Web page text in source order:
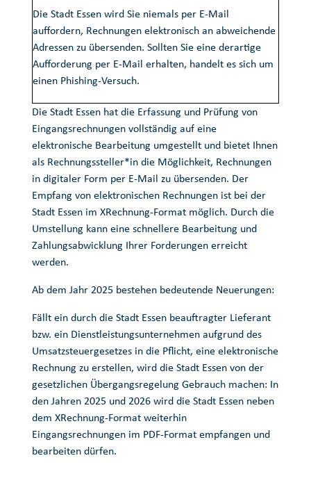
Die Stadt Essen wird Sie niemals per E-Mail
auffordern, Rechnungen elektronisch an abweichende
Adressen zu übersenden. Sollten Sie eine derartige
Aufforderung per E-Mail erhalten, handelt es sich um
einen Phishing-Versuch.
Die Stadt Essen hat die Erfassung und Prüfung von
Eingangsrechnungen vollständig auf eine
elektronische Bearbeitung umgestellt und bietet Ihnen
als Rechnungssteller*in die Möglichkeit, Rechnungen
in digitaler Form per E-Mail zu übersenden. Der
Empfang von elektronischen Rechnungen ist bei der
Stadt Essen im XRechnung-Format möglich. Durch die
Umstellung kann eine schnellere Bearbeitung und
Zahlungsabwicklung Ihrer Forderungen erreicht
werden.
Ab dem Jahr 2025 bestehen bedeutende Neuerungen:
Fällt ein durch die Stadt Essen beauftragter Lieferant
bzw. ein Dienstleistungsunternehmen aufgrund des
Umsatzsteuergesetzes in die Pflicht, eine elektronische
Rechnung zu erstellen, wird die Stadt Essen von der
gesetzlichen Übergangsregelung Gebrauch machen: In
den Jahren 2025 und 2026 wird die Stadt Essen neben
dem XRechnung-Format weiterhin
Eingangsrechnungen im PDF-Format empfangen und
bearbeiten dürfen.